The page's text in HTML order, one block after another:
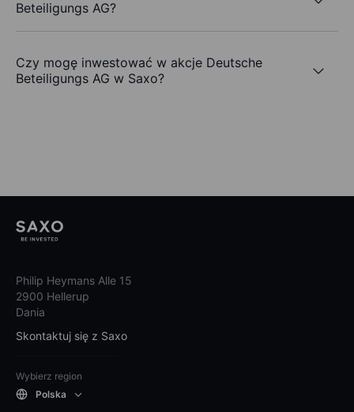
Beteiligungs AG?
Czy mogę inwestować w akcje Deutsche
Beteiligungs AG w Saxo?
Philip Heymans Alle 15
2900 Hellerup
Dania
Skontaktuj się z Saxo
Wybierz region
Polska